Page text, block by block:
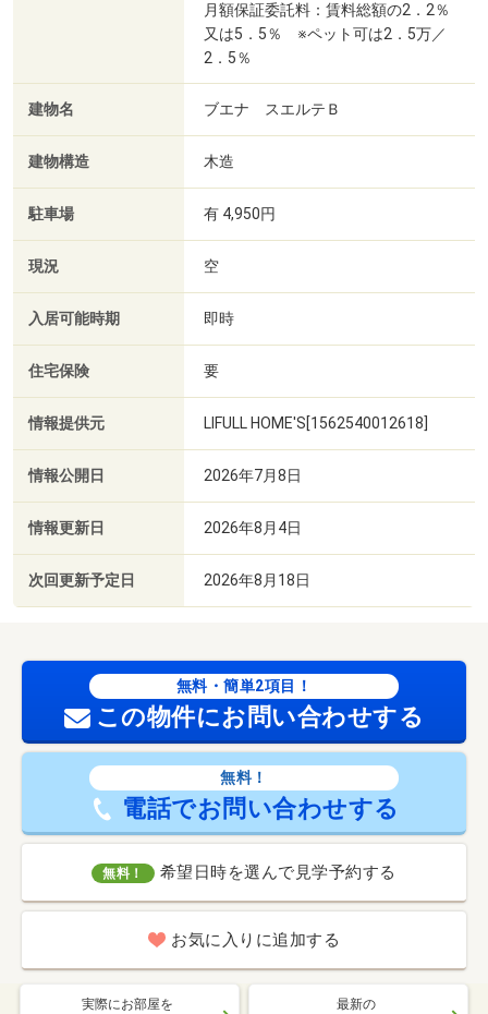
月額保証委託料：賃料総額の2．2％
又は5．5％ ※ペット可は2．5万／
2．5％
建物名 ブエナ スエルテＢ
建物構造 木造
駐車場 有 4,950円
現況 空
入居可能時期 即時
住宅保険 要
情報提供元 LIFULL HOME'S[1562540012618]
情報公開日 2026年7月8日
情報更新日 2026年8月4日
次回更新予定日 2026年8月18日
無料・簡単2項目！
この物件にお問い合わせする
無料！
電話でお問い合わせする
無料！ 希望日時を選んで見学予約する
お気に入りに追加する
実際にお部屋を 最新の